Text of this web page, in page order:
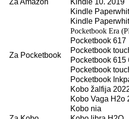
Kindle
Kindle
Za Pocketbook
Pocketbook Era
Pocketbook 617
Pocketbook
Pocketbook 615
Pocketbook
Pocketbook
Kobo žalfija
Kobo Vaga H2o
Kobo nia